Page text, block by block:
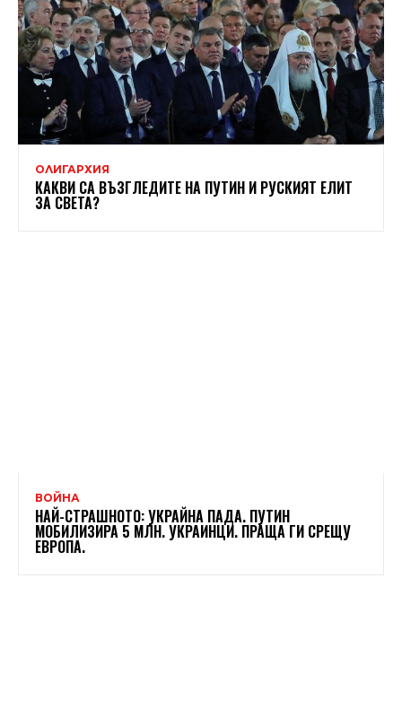
ОЛИГАРХИЯ
КАКВИ СА ВЪЗГЛЕДИТЕ НА ПУТИН И РУСКИЯТ ЕЛИТ
ЗА СВЕТА?
ВОЙНА
НАЙ-СТРАШНОТО: УКРАЙНА ПАДА. ПУТИН
МОБИЛИЗИРА 5 МЛН. УКРАИНЦИ. ПРАЩА ГИ СРЕЩУ
ЕВРОПА.